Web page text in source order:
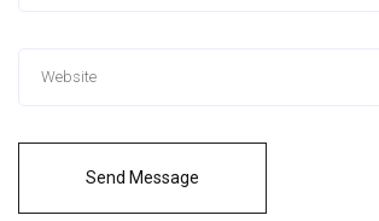
Send Message